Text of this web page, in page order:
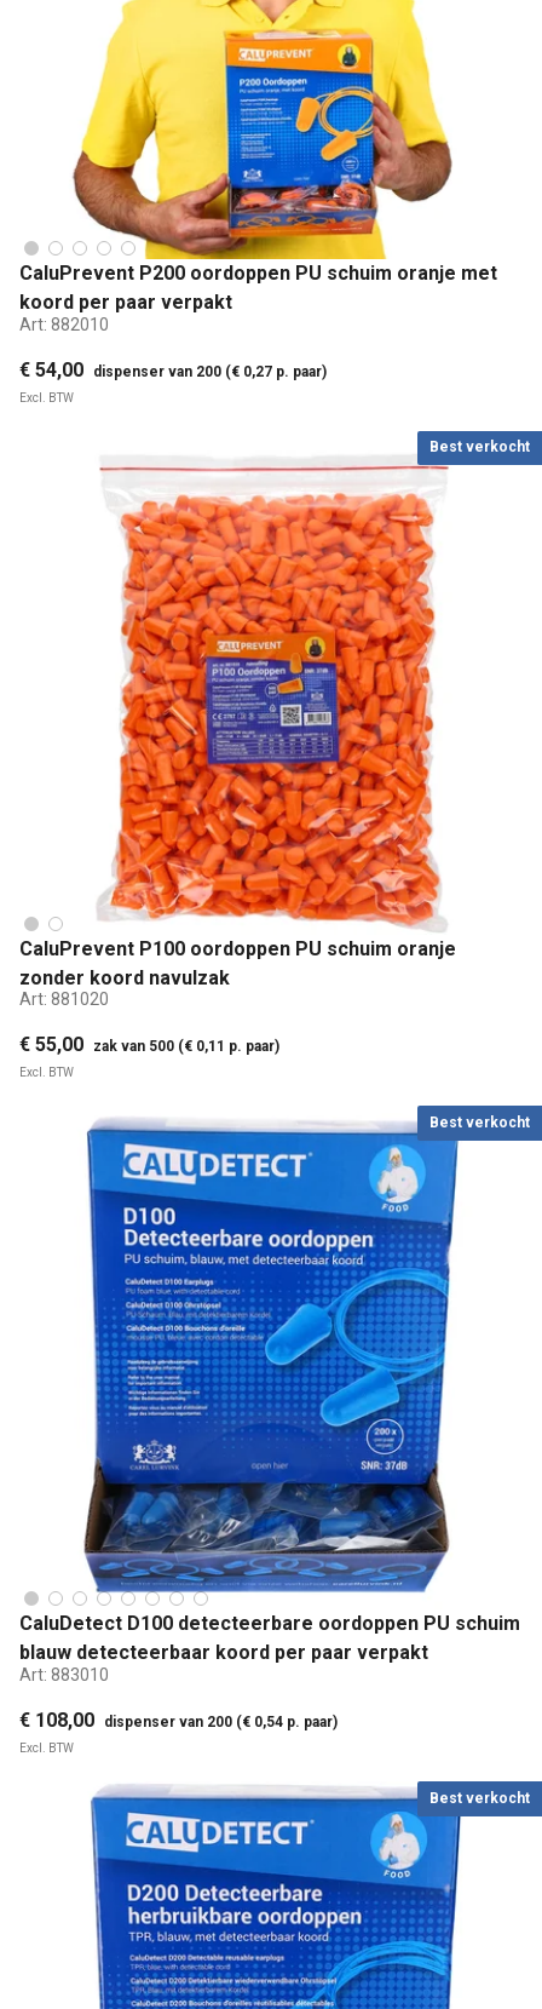
CaluPrevent P200 oordoppen PU schuim oranje met
koord per paar verpakt
Art: 882010
€ 54,00 dispenser van 200 (€ 0,27 p. paar)
Excl. BTW
Best verkocht
CaluPrevent P100 oordoppen PU schuim oranje
zonder koord navulzak
Art: 881020
€ 55,00 zak van 500 (€ 0,11 p. paar)
Excl. BTW
Best verkocht
CaluDetect D100 detecteerbare oordoppen PU schuim
blauw detecteerbaar koord per paar verpakt
Art: 883010
€ 108,00 dispenser van 200 (€ 0,54 p. paar)
Excl. BTW
Best verkocht